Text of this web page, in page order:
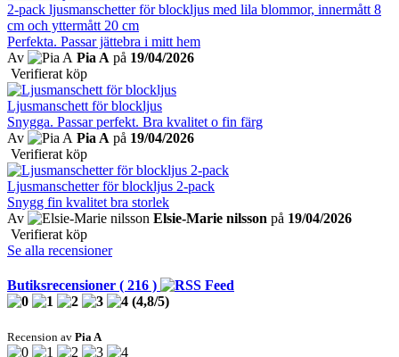
2-pack ljusmanschetter för blockljus med lila blommor, innermått 8
cm och yttermått 20 cm
Perfekta. Passar jättebra i mitt hem
Av
Pia A på 19/04/2026
Verifierat köp
Ljusmanschett för blockljus
Snygga. Passar perfekt. Bra kvalitet o fin färg
Av
Pia A på 19/04/2026
Verifierat köp
Ljusmanschetter för blockljus 2-pack
Snygg fin kvalitet bra storlek
Av
Elsie-Marie nilsson på 19/04/2026
Verifierat köp
Se alla recensioner
Butiksrecensioner ( 216 )
(4,8/5)
Recension av Pia A